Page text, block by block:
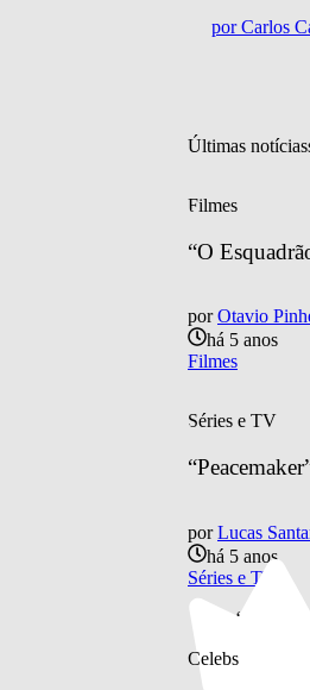
porCarlos
Últimas notícias
Filmes
“O
por Otavio
há 5 anos
Filmes
Séries e TV
por Lucas
há 5 anos
Séries e TV
‘
Celebs